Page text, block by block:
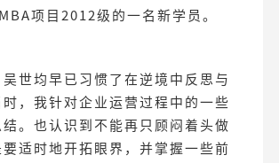
项目2012级的一名新学员。
世均早已习惯了在逆境中反思与
，我针对企业运营过程中的一些
结。也认识到不能再只顾闷着头做
适时地开拓眼界，并掌握一些前